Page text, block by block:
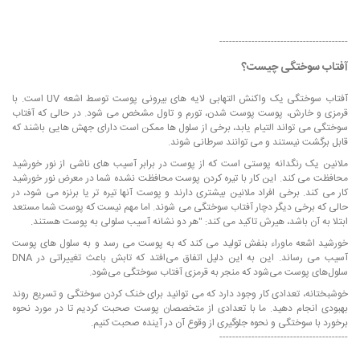
----------------------------------------
آفتاب سوختگی چیست؟
آفتاب سوختگی یک واکنش التهابی لایه های بیرونی پوست توسط اشعه UV است. با
قرمزی و خارش، پوست پوست شدن، تورم و تاول مشخص می شود. در حالی که آفتاب
سوختگی می تواند التیام یابد، برخی از سلول ها ممکن است دارای جهش هایی باشند که
قابل برگشت نیستند و می توانند سرطانی شوند.
ملانین یک رنگدانه پوستی است که از پوست در برابر آسیب های ناشی از نور خورشید
محافظت می کند. این کار با تیره کردن پوست محافظت نشده شما در معرض نور خورشید
کار می کند. برخی افراد ملانین بیشتری دارند و پوست آنها تیره تر یا برنزه می شود، در
حالی که برخی دیگر دچار آفتاب سوختگی می شوند. اما مهم نیست که پوست شما مستعد
ابتلا به آن باشد، هیرش تاکید می کند: "هر دو نشانه آسیب سلولی به پوست هستند.
خورشید اشعه ماوراء بنفش تولید می کند که به پوست می رسد و به سلول های پوست
آسیب می رساند. این به این دلیل اتفاق می‌افتد که تابش باعث تغییراتی در DNA
سلول‌های پوست می‌شود که منجر به قرمزی آفتاب سوختگی می‌شود.
خوشبختانه، تعدادی کار وجود دارد که می توانید برای خنک کردن سوختگی و تسریع روند
بهبودی انجام دهید. ما با تعدادی از متخصصان پوست صحبت کردیم تا در مورد نحوه
برخورد با سوختگی و نحوه جلوگیری از وقوع آن در آینده صحبت کنیم.
----------------------------------------